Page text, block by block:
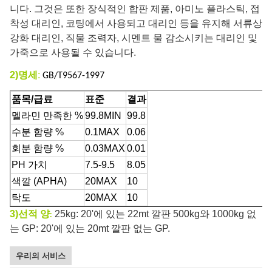
니다. 그것은 또한 장식적인 합판 제품, 아미노 플라스틱, 접
착성 대리인, 코팅에서 사용되고 대리인 등을 유지해 서류상
강화 대리인, 직물 조력자, 시멘트 물 감소시키는 대리인 및
가죽으로 사용될 수 있습니다.
2)명세 : GB/T9567-1997
품목/급료 표준
결과
멜라민 만족한 %99.8MIN
99.8
수분 함량 %
0.1MAX
0.06
회분 함량 %
0.03MAX 0.01
PH 가치
7.5-9.5
8.05
색깔 (APHA)
20MAX
10
탁도
20MAX
10
3)선적 양: 25kg: 20'에 있는 22mt 깔판 500kg와 1000kg 없
는 GP: 20'에 있는 20mt 깔판 없는 GP.
우리의 서비스